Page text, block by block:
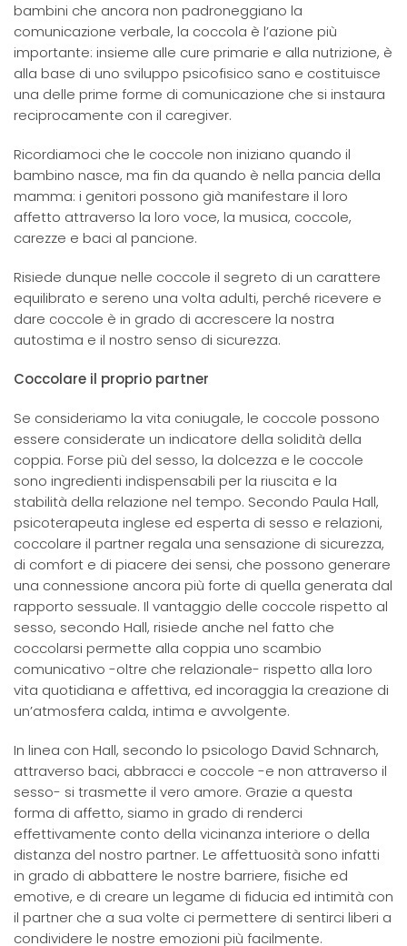
bambini che ancora non padroneggiano la
comunicazione verbale, la coccola è l’azione più
importante: insieme alle cure primarie e alla nutrizione, è
alla base di uno sviluppo psicofisico sano e costituisce
una delle prime forme di comunicazione che si instaura
reciprocamente con il caregiver.
Ricordiamoci che le coccole non iniziano quando il
bambino nasce, ma fin da quando è nella pancia della
mamma: i genitori possono già manifestare il loro
affetto attraverso la loro voce, la musica, coccole,
carezze e baci al pancione.
Risiede dunque nelle coccole il segreto di un carattere
equilibrato e sereno una volta adulti, perché ricevere e
dare coccole è in grado di accrescere la nostra
autostima e il nostro senso di sicurezza.
Coccolare il proprio partner
Se consideriamo la vita coniugale, le coccole possono
essere considerate un indicatore della solidità della
coppia. Forse più del sesso, la dolcezza e le coccole
sono ingredienti indispensabili per la riuscita e la
stabilità della relazione nel tempo. Secondo Paula Hall,
psicoterapeuta inglese ed esperta di sesso e relazioni,
coccolare il partner regala una sensazione di sicurezza,
di comfort e di piacere dei sensi, che possono generare
una connessione ancora più forte di quella generata dal
rapporto sessuale. Il vantaggio delle coccole rispetto al
sesso, secondo Hall, risiede anche nel fatto che
coccolarsi permette alla coppia uno scambio
comunicativo -oltre che relazionale- rispetto alla loro
vita quotidiana e affettiva, ed incoraggia la creazione di
un’atmosfera calda, intima e avvolgente.
In linea con Hall, secondo lo psicologo David Schnarch,
attraverso baci, abbracci e coccole -e non attraverso il
sesso- si trasmette il vero amore. Grazie a questa
forma di affetto, siamo in grado di renderci
effettivamente conto della vicinanza interiore o della
distanza del nostro partner. Le affettuosità sono infatti
in grado di abbattere le nostre barriere, fisiche ed
emotive, e di creare un legame di fiducia ed intimità con
il partner che a sua volte ci permettere di sentirci liberi a
condividere le nostre emozioni più facilmente.